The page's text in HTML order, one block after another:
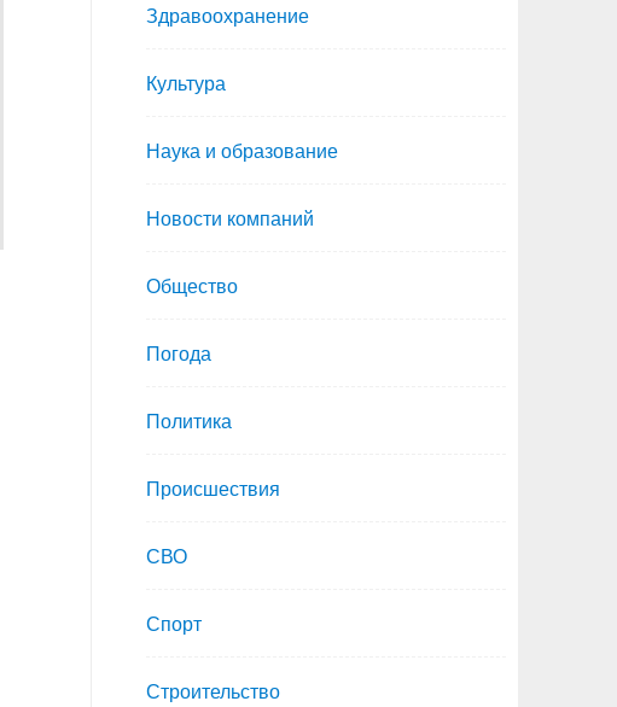
Здравоохранение
Культура
Наука и образование
Новости компаний
Общество
Погода
Политика
Происшествия
СВО
Спорт
Строительство